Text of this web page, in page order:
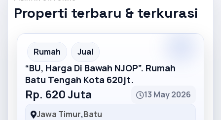
Properti terbaru & terkurasi
Partner Ad
Rumah Jual
“BU, Harga Di Bawah NJOP”. Rumah
Batu Tengah Kota 620jt.
Rp. 620 Juta
13 May 2026
Jawa Timur,Batu